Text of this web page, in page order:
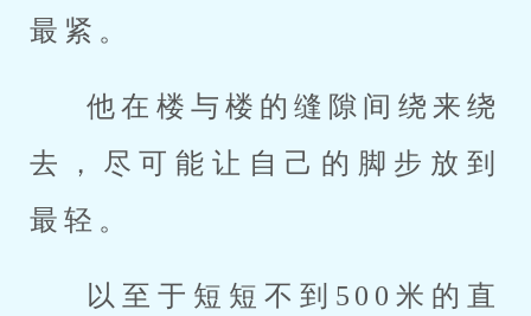
最紧。
他在楼与楼的缝隙间绕来绕
去，尽可能让自己的脚步放到
最轻。
以至于短短不到500米的直